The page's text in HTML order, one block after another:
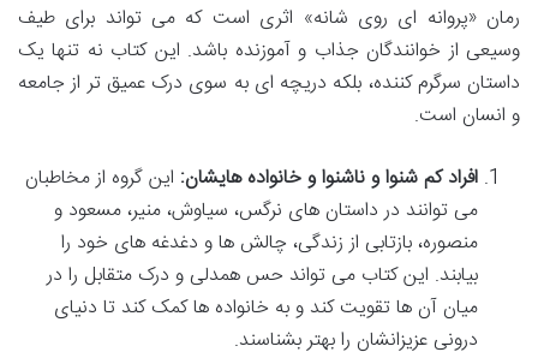
رمان «پروانه ای روی شانه» اثری است که می تواند برای طیف
وسیعی از خوانندگان جذاب و آموزنده باشد. این کتاب نه تنها یک
داستان سرگرم کننده، بلکه دریچه ای به سوی درک عمیق تر از جامعه
و انسان است.
افراد کم شنوا و ناشنوا و خانواده هایشان: این گروه از مخاطبان
می توانند در داستان های نرگس، سیاوش، منیر، مسعود و
منصوره، بازتابی از زندگی، چالش ها و دغدغه های خود را
بیابند. این کتاب می تواند حس همدلی و درک متقابل را در
میان آن ها تقویت کند و به خانواده ها کمک کند تا دنیای
درونی عزیزانشان را بهتر بشناسند.